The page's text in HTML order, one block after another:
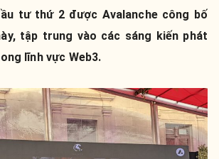
tư thứ 2 được Avalanche công bố
tập trung vào các sáng kiến phát
lĩnh vực Web3.